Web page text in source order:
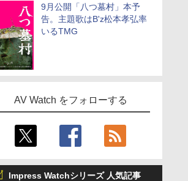
9月公開「八つ墓村」本予
告。主題歌はB'z松本孝弘率
いるTMG
AV Watch をフォローする
Impress Watchシリーズ 人気記事